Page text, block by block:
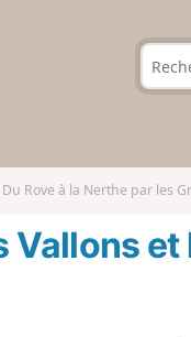
Du Rove à la Nerthe par les
Vallons et